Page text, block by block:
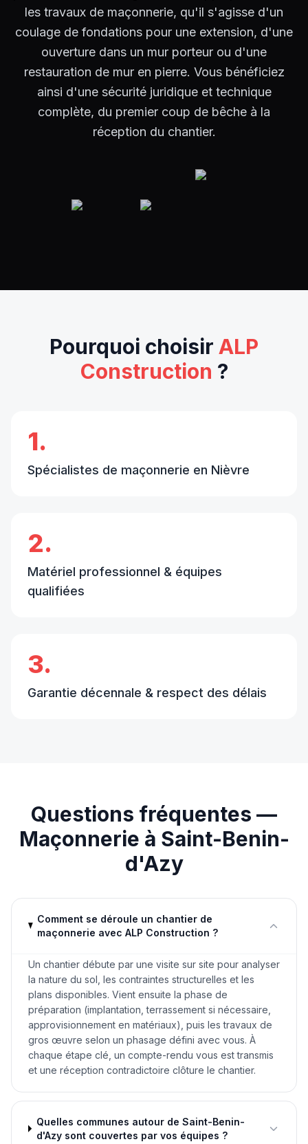
les travaux de maçonnerie, qu'il s'agisse d'un
coulage de fondations pour une extension, d'une
ouverture dans un mur porteur ou d'une
restauration de mur en pierre. Vous bénéficiez
ainsi d'une sécurité juridique et technique
complète, du premier coup de bêche à la
réception du chantier.
Pourquoi choisir ALP
Construction ?
1.
Spécialistes de maçonnerie en Nièvre
2.
Matériel professionnel & équipes
qualifiées
3.
Garantie décennale & respect des délais
Questions fréquentes —
Maçonnerie à Saint-Benin-
d'Azy
Comment se déroule un chantier de
maçonnerie avec ALP Construction ?
Un chantier débute par une visite sur site pour analyser
la nature du sol, les contraintes structurelles et les
plans disponibles. Vient ensuite la phase de
préparation (implantation, terrassement si nécessaire,
approvisionnement en matériaux), puis les travaux de
gros œuvre selon un phasage défini avec vous. À
chaque étape clé, un compte-rendu vous est transmis
et une réception contradictoire clôture le chantier.
Quelles communes autour de Saint-Benin-
d'Azy sont couvertes par vos équipes ?